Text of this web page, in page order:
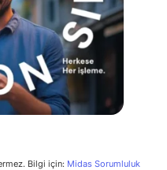
Bilgi için: Midas Sorumluluk